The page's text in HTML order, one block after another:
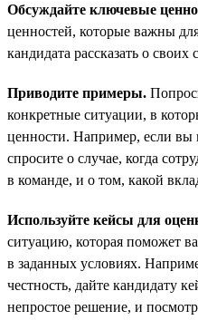
Обсуждайте ключевые
ценностей, которые важны
кандидата рассказать о
Приводите примеры.
конкретные ситуации, в
ценности. Например, если вы
спросите о случае, когда
в команде, и о том, какой
Используйте кейсы для
ситуацию, которая поможет
в заданных условиях.
честность, дайте кандидату
непростое решение, и